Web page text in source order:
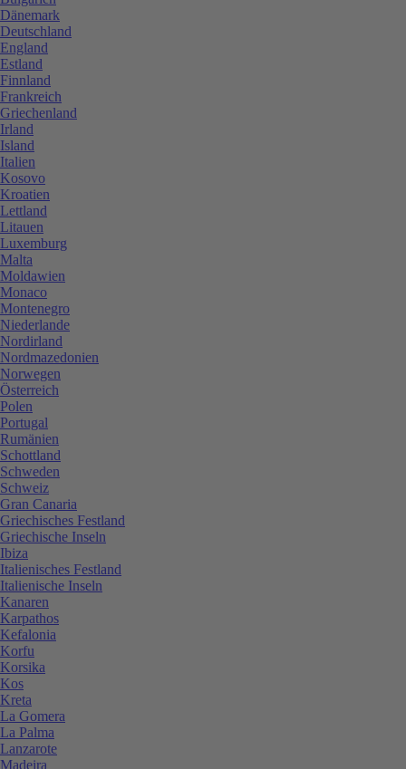
Dänemark
Deutschland
England
Estland
Finnland
Frankreich
Griechenland
Irland
Island
Italien
Kosovo
Kroatien
Lettland
Litauen
Luxemburg
Malta
Moldawien
Monaco
Montenegro
Niederlande
Nordirland
Nordmazedonien
Norwegen
Österreich
Polen
Portugal
Rumänien
Schottland
Schweden
Schweiz
Gran Canaria
Griechisches Festland
Griechische Inseln
Ibiza
Italienisches Festland
Italienische Inseln
Kanaren
Karpathos
Kefalonia
Korfu
Korsika
Kos
Kreta
La Gomera
La Palma
Lanzarote
Madeira